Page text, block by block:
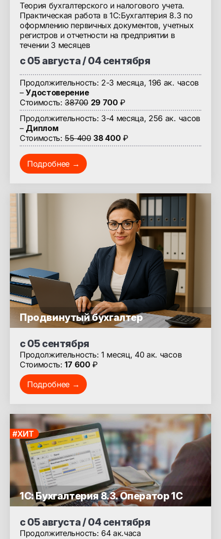
Теория бухгалтерского и налогового учета.
Практическая работа в 1С:Бухгалтерия 8.3 по
оформлению первичных документов, учетных
регистров и отчетности на предприятии в
течении 3 месяцев
с 05 августа / 04 сентября
Продолжительность: 2-3 месяца, 196 ак. часов
–Удостоверение
Стоимость:38700 29 700₽
Продолжительность: 3-4 месяца, 256 ак. часов
– Диплом
Стоимость:55 400 38 400₽
Подробнее →
Продвинутый бухгалтер
с 05 сентября
Продолжительность: 1 месяц, 40 ак. часов
Стоимость:17 600₽
Подробнее →
#ХИТ
1С: Бухгалтерия 8.3. Оператор 1С
с 05 августа / 04 сентября
Продолжительность: 64 ак.часа